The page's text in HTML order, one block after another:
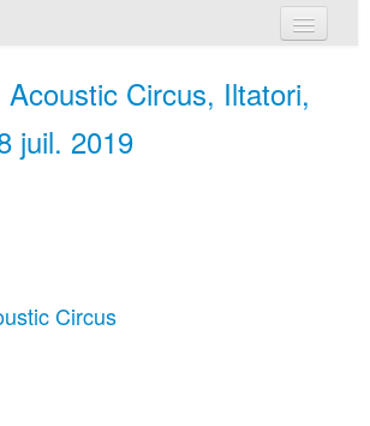
Circus, Iltatori,
juil. 2019
Circus